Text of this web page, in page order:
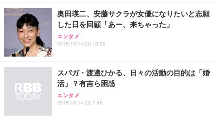
奥田瑛二、安藤サクラが女優になりたいと志願
した日を回顧「あー、来ちゃった」
エンタメ
2018.10.14(日) 10:22
スパガ・渡邉ひかる、日々の活動の目的は「婚
活」？有吉ら困惑
エンタメ
2018.10.14(日) 7:46